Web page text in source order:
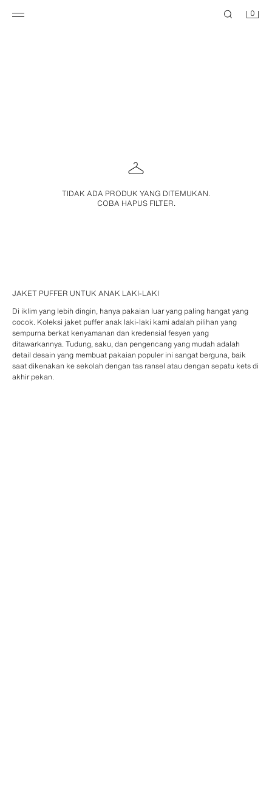
0
TIDAK ADA PRODUK YANG DITEMUKAN.
COBA HAPUS FILTER.
JAKET PUFFER UNTUK ANAK LAKI-LAKI
Di iklim yang lebih dingin, hanya pakaian luar yang paling hangat yang
cocok. Koleksi jaket puffer anak laki-laki kami adalah pilihan yang
sempurna berkat kenyamanan dan kredensial fesyen yang
ditawarkannya. Tudung, saku, dan pengencang yang mudah adalah
detail desain yang membuat pakaian populer ini sangat berguna, baik
saat dikenakan ke sekolah dengan tas ransel atau dengan sepatu kets di
akhir pekan.